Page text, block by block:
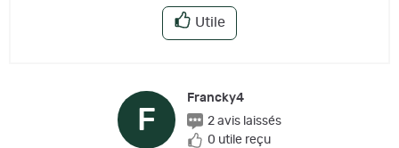
Utile
F
Francky4
2 avis laissés
0 utile reçu